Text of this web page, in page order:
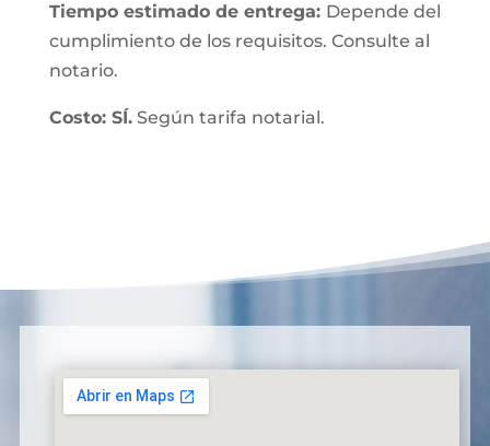
Tiempo estimado de entrega: Depende del
cumplimiento de los requisitos. Consulte al
notario.
Costo: SÍ.Según tarifa notarial.